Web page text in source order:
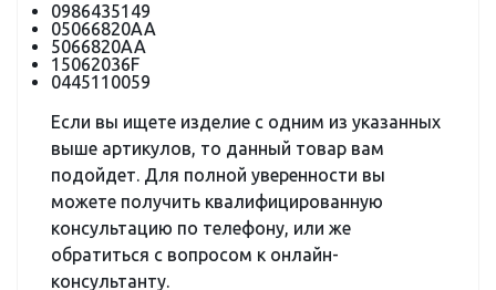
0986435149
05066820AA
5066820AA
15062036F
0445110059
Если вы ищете изделие с одним из указанных
выше артикулов, то данный товар вам
подойдет. Для полной уверенности вы
можете получить квалифицированную
консультацию по телефону, или же
обратиться с вопросом к онлайн-
консультанту.